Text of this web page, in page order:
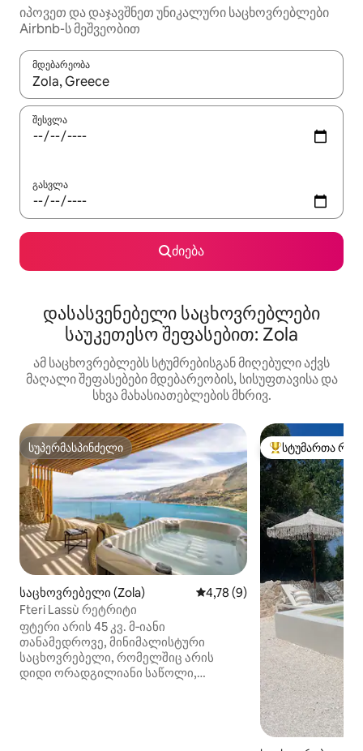
იპოვეთ და დაჯავშნეთ უნიკალური საცხოვრებლები
Airbnb-ს მეშვეობით
მდებარეობა
როცა შედეგები ხელმისაწვდომი გახდება, ნავიგაციისთვის
შესვლა
გასვლა
ძიება
დასასვენებელი საცხოვრებლები
საუკეთესო შეფასებით: Zola
ამ საცხოვრებლებს სტუმრებისგან მიღებული აქვს
მაღალი შეფასებები მდებარეობის, სისუფთავისა და
სხვა მახასიათებლების მხრივ.
სუპერმასპინძელი
სუპერმასპინძელი
საცხოვრებელი (Zola) საშუალო შეფასებაა 5‑დან
4,78 (9)
Fteri Lassù რეტრიტი
ფტერი არის 45 კვ. მ‑იანი
თანამედროვე, მინიმალისტური
საცხოვრებელი, რომელშიც არის
დიდი ორადგილიანი საწოლი,
სტუმართა
სტუმართა